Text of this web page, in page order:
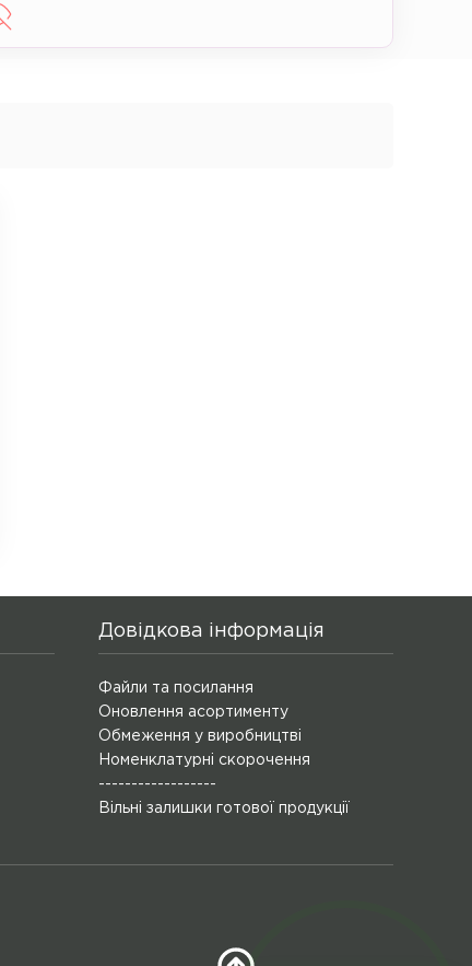
Довідкова інформація
Файли та посилання
Оновлення асортименту
Обмеження у виробництві
Номенклатурні скорочення
------------------
Вільні залишки готової продукції